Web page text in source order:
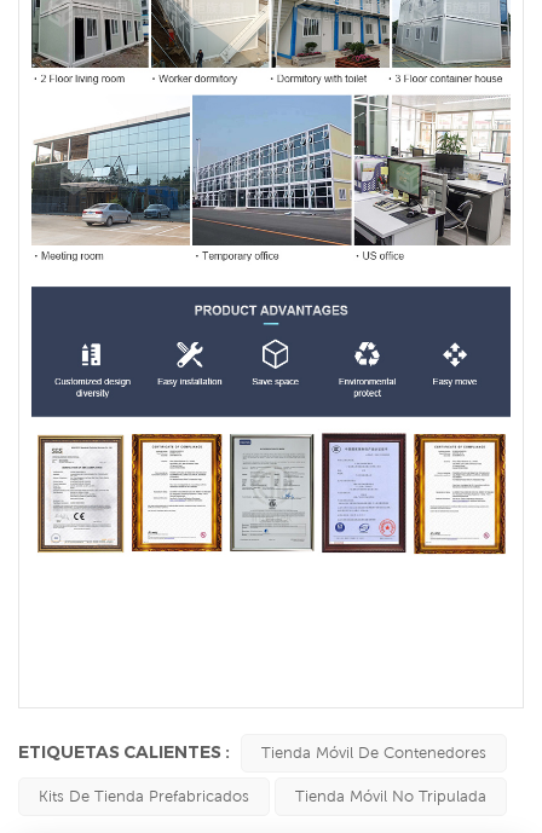
ETIQUETAS CALIENTES : Tienda Móvil De Contenedores
Kits De Tienda Prefabricados Tienda Móvil No Tripulada